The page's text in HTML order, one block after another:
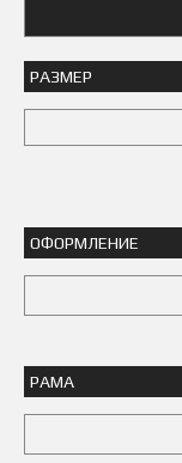
РАЗМЕР
ОФОРМЛЕНИЕ
РАМА